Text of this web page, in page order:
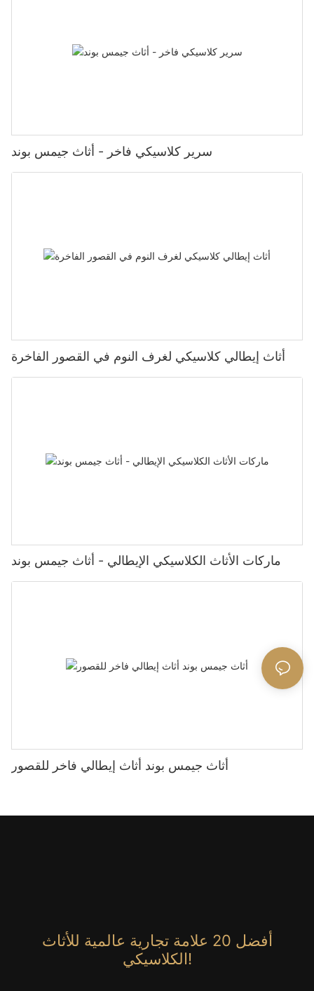
سرير كلاسيكي فاخر - أثاث جيمس بوند
أثاث إيطالي كلاسيكي لغرف النوم في القصور الفاخرة
ماركات الأثاث الكلاسيكي الإيطالي - أثاث جيمس بوند
أثاث جيمس بوند أثاث إيطالي فاخر للقصور
أفضل 20 علامة تجارية عالمية للأثاث
الكلاسيكي!